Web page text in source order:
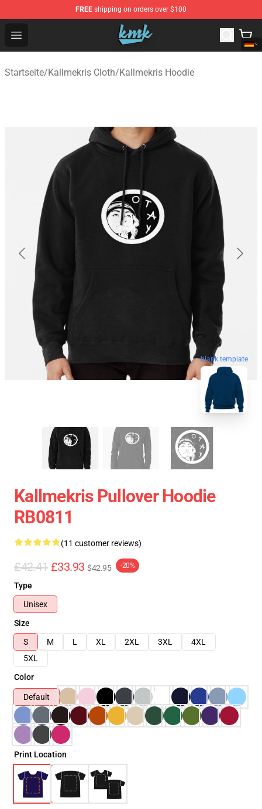
FREE shipping on orders over $100
Open menu
KallMeKris Store - Official KallMeKris Merchandise Shop
Startseite/Kallmekris Cloth/Kallmekris Hoodie
blank template
Kallmekris Pullover Hoodie
RB0811
(11 customer reviews)
£42.41 £33.93 $42.95 -20%
Type
Unisex
Size
S
M L XL 2XL 3XL
4XL
5XL
Color
Default
Print Location